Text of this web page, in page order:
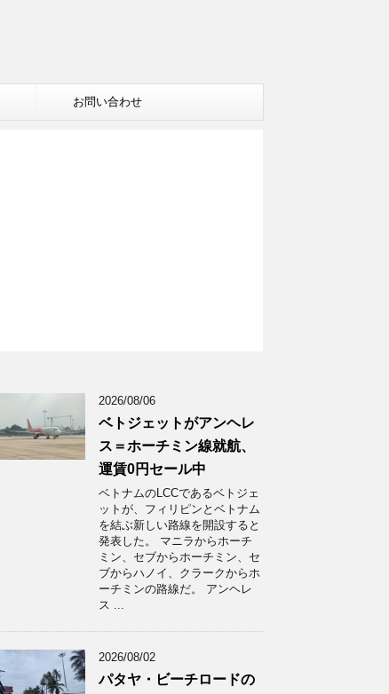
お問い合わせ
2026/08/06
ベトジェットがアンヘレ
ス＝ホーチミン線就航、
運賃0円セール中
ベトナムのLCCであるベトジェ
ットが、フィリピンとベトナム
を結ぶ新しい路線を開設すると
発表した。 マニラからホーチ
ミン、セブからホーチミン、セ
ブからハノイ、クラークからホ
ーチミンの路線だ。 アンヘレ
ス ...
2026/08/02
パタヤ・ビーチロードの